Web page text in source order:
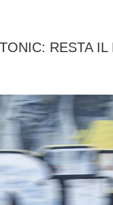
RESTA